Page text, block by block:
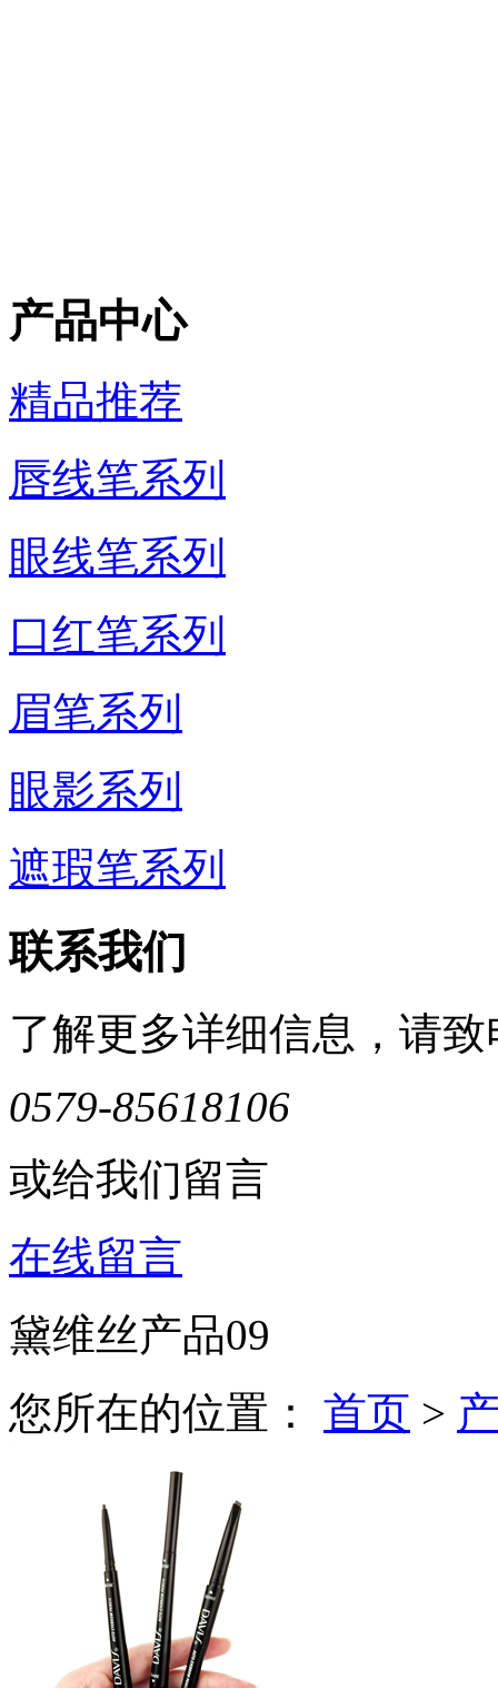
产品中心
精品推荐
唇线笔系列
眼线笔系列
口红笔系列
眉笔系列
眼影系列
遮瑕笔系列
联系我们
了解更多详细信息，请致
0579-85618106
或给我们留言
在线留言
黛维丝产品09
您所在的位置： 首页 >